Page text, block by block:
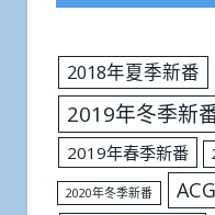
2018年夏季新番
2019年冬季新
2019年春季新番
2020年冬季新番